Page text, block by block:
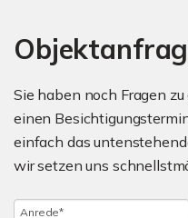
Sie haben noch Fragen
einen
einfach das
wir setzen uns